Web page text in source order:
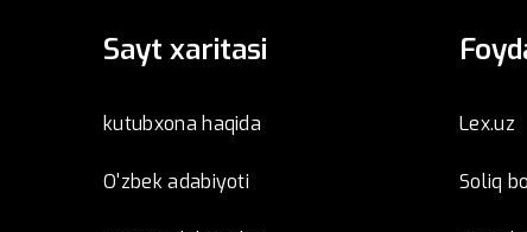
Sayt xaritasi
kutubxona haqida
O'zbek adabiyoti
Lex.uz
Soliq